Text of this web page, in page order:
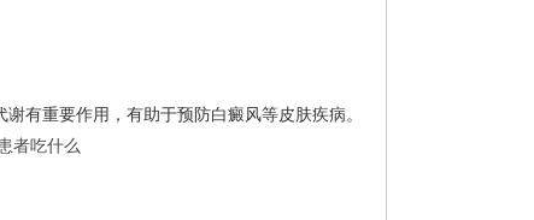
有重要作用，有助于预防白癜风等皮肤疾病。
者吃什么